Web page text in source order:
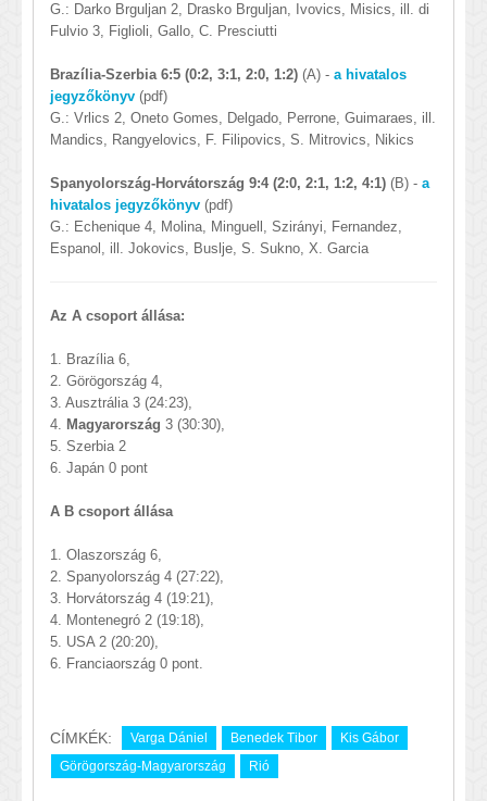
G.: Darko Brguljan 2, Drasko Brguljan, Ivovics, Misics, ill. di
Fulvio 3, Figlioli, Gallo, C. Presciutti
Brazília-Szerbia 6:5 (0:2, 3:1, 2:0, 1:2) (A) - a hivatalos
jegyzőkönyv (pdf)
G.: Vrlics 2, Oneto Gomes, Delgado, Perrone, Guimaraes, ill.
Mandics, Rangyelovics, F. Filipovics, S. Mitrovics, Nikics
Spanyolország-Horvátország 9:4 (2:0, 2:1, 1:2, 4:1) (B) - a
hivatalos jegyzőkönyv (pdf)
G.: Echenique 4, Molina, Minguell, Szirányi, Fernandez,
Espanol, ill. Jokovics, Buslje, S. Sukno, X. Garcia
Az A csoport állása:
1. Brazília 6,
2. Görögország 4,
3. Ausztrália 3 (24:23),
4. Magyarország 3 (30:30),
5. Szerbia 2
6. Japán 0 pont
A B csoport állása
1. Olaszország 6,
2. Spanyolország 4 (27:22),
3. Horvátország 4 (19:21),
4. Montenegró 2 (19:18),
5. USA 2 (20:20),
6. Franciaország 0 pont.
CÍMKÉK: Varga Dániel Benedek Tibor
Kis Gábor
Görögország-Magyarország
Rió